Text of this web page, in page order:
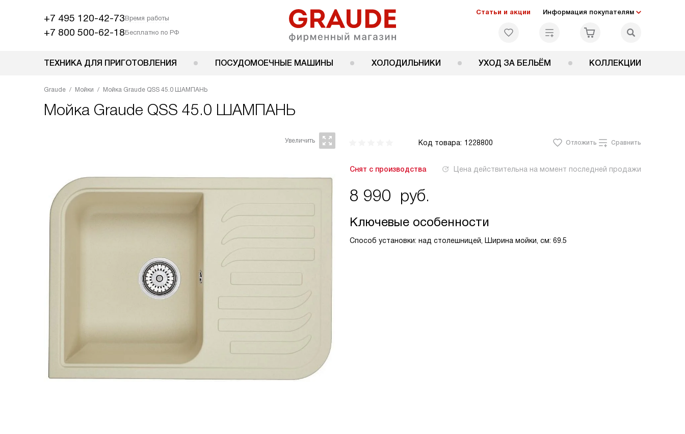
+7 495 120-42-73Время работы
+7 800 500-62-18Бесплатно по РФ
Статьи и акции Информация покупателям
ТЕХНИКА ДЛЯ ПРИГОТОВЛЕНИЯ ПОСУДОМОЕЧНЫЕ МАШИНЫ ХОЛОДИЛЬНИКИ УХОД ЗА БЕЛЬЁМ КОЛЛЕКЦИИ
Graude Мойки Мойка Graude QSS 45.0 ШАМПАНЬ
Мойка Graude QSS 45.0 ШАМПАНЬ
Код товара: 1228800 Отложить Сравнить
Снят с производства Цена действительна на момент последней продажи
8 990 руб.
Ключевые особенности
Способ установки: над столешницей, Ширина мойки, см: 69.5